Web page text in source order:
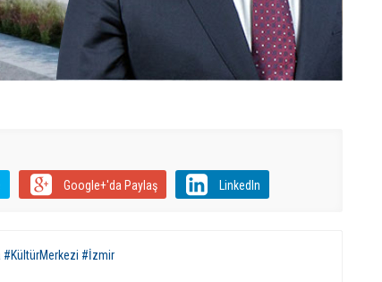
Google+'da Paylaş LinkedIn
#İzmir